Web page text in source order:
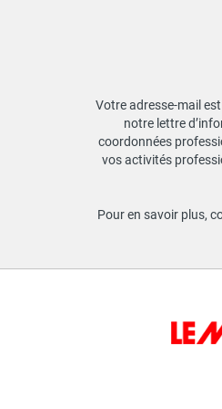
Votre adresse-mail
notre lettre
coordonnées
vos activités
Pour en savoir plus,